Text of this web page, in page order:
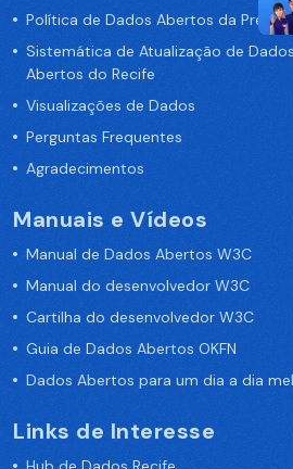
Política de Dados Abertos da
Sistemática de Atualização de
Abertos do Recife
Visualizações de Dados
Perguntas Frequentes
Agradecimentos
Manuais e Vídeos
Manual de Dados Abertos W3C
Manual do desenvolvedor W3C
Cartilha do desenvolvedor W3C
Guia de Dados Abertos OKFN
Dados Abertos para um dia a dia
Links de Interesse